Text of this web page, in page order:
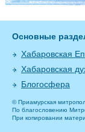
Основные
Хабаровская
Хабаровская
Блогосфера
© Приамурская
По благословению
При копировании